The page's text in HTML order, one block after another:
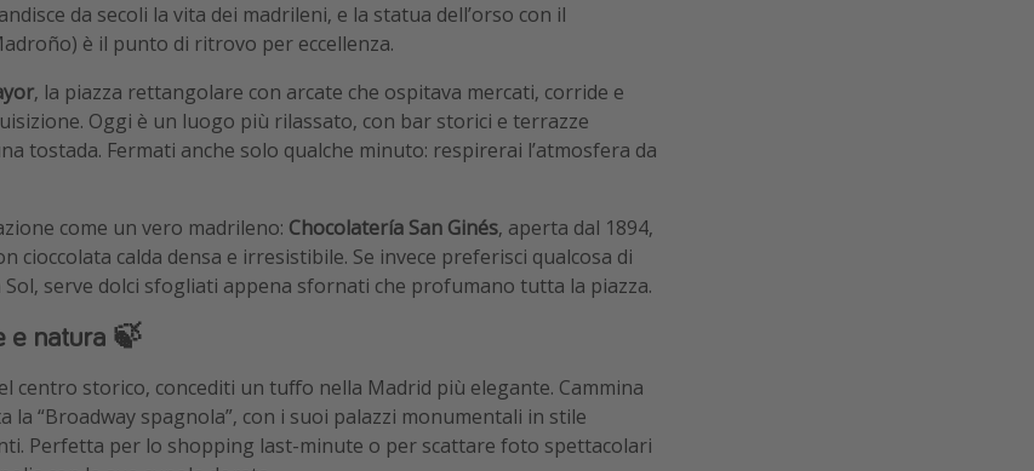
da secoli la vita dei madrileni, e la statua dell’orso con il
è il punto di ritrovo per eccellenza.
, la piazza rettangolare con arcate che ospitava mercati, corride e
Oggi è un luogo più rilassato, con bar storici e terrazze
tostada. Fermati anche solo qualche minuto: respirerai l’atmosfera da
come un vero madrileno: Chocolatería San Ginés, aperta dal 1894,
cioccolata calda densa e irresistibile. Se invece preferisci qualcosa di
Sol, serve dolci sfogliati appena sfornati che profumano tutta la piazza.
e natura 🍃
centro storico, concediti un tuffo nella Madrid più elegante. Cammina
la “Broadway spagnola”, con i suoi palazzi monumentali in stile
Perfetta per lo shopping last-minute o per scattare foto spettacolari